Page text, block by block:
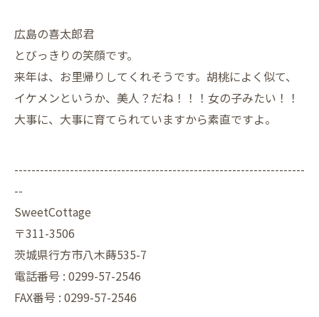
広島の喜太郎君
とびっきりの笑顔です。
来年は、お里帰りしてくれそうです。胡桃によく似て、
イケメンというか、美人？だね！！！女の子みたい！！
大事に、大事に育てられていますから素直ですよ。
--------------------------------------------------------------------
--
SweetCottage
〒311-3506
茨城県行方市八木蒔535-7
電話番号 : 0299-57-2546
FAX番号 : 0299-57-2546